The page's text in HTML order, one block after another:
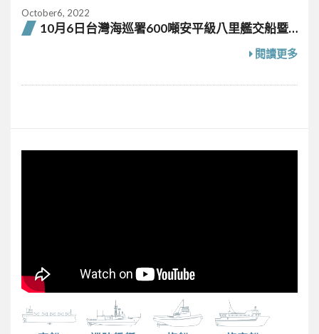
October6, 2022
10月6日台灣海巡署600噸安平級八里艦交船暨
閱讀更多